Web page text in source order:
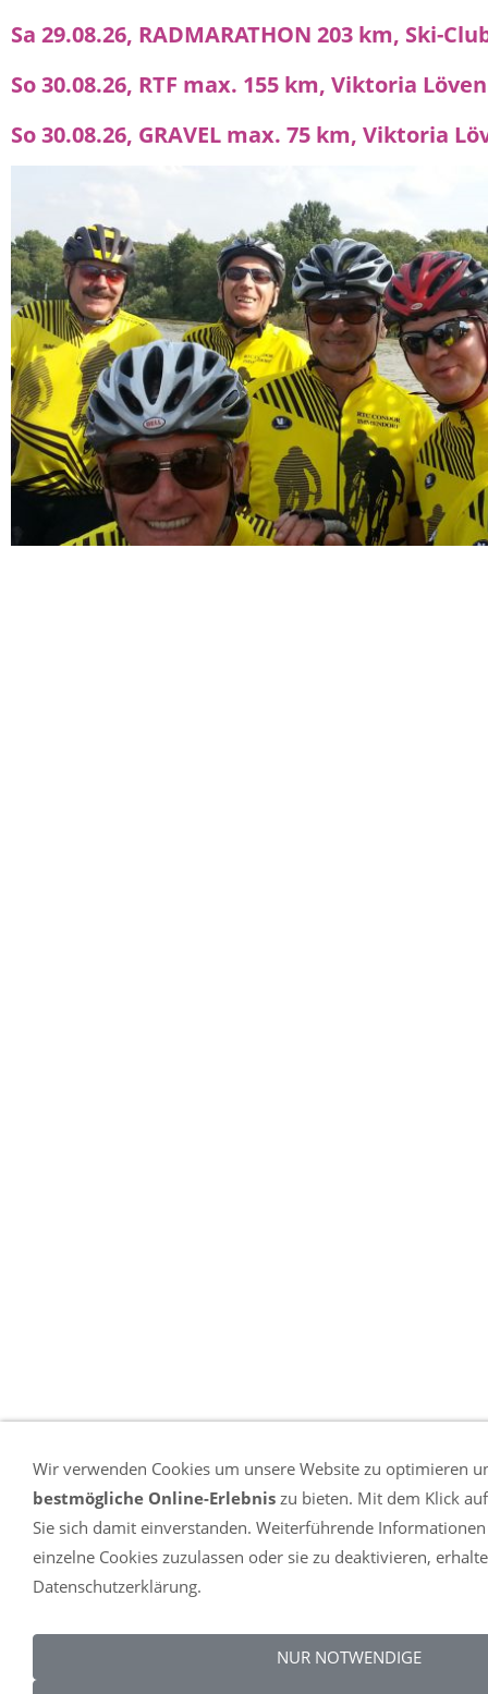
Sa 29.08.26, RADMARATHON 203 km, Ski-
So 30.08.26, RTF max. 155 km, Viktoria
So 30.08.26, GRAVEL max. 75 km, Viktoria
Wir verwenden Cookies um unsere Website zu optimieren
bestmögliche Online-Erlebnis zu bieten. Mit dem Klick
Sie sich damit einverstanden. Weiterführende
einzelne Cookies zuzulassen oder sie zu deaktivieren,
Datenschutzerklärung.
NUR NOTWENDIGE